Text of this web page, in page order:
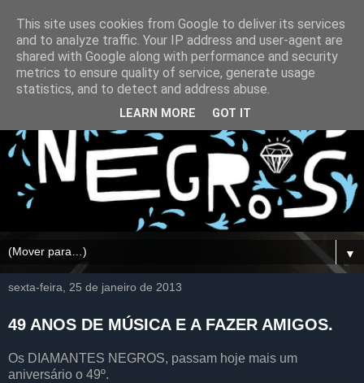
▼
sexta-feira, 25 de janeiro de 2013
49 ANOS DE MÚSICA E A FAZER AMIGOS.
Os DIAMANTES NEGROS, passam hoje mais um
aniversário o 49º.
This site uses cookies from Google to deliver its services
and to analyze traffic. Your IP address and user-agent are
shared with Google along with performance and security
metrics to ensure quality of service, generate usage
statistics, and to detect and address abuse.
LEARN MORE GOT IT